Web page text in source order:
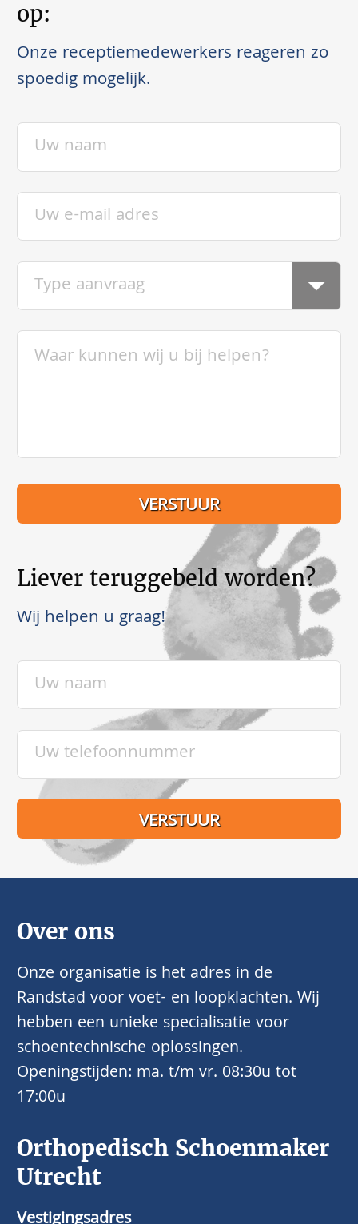
op:
Onze receptiemedewerkers reageren zo
spoedig mogelijk.
Liever teruggebeld worden?
Wij helpen u graag!
Orthopedisch Schoenmaker
Utrecht
Over ons
Onze organisatie is het adres in de
Randstad voor voet- en loopklachten. Wij
hebben een unieke specialisatie voor
schoentechnische oplossingen.
Openingstijden: ma. t/m vr. 08:30u tot
17:00u